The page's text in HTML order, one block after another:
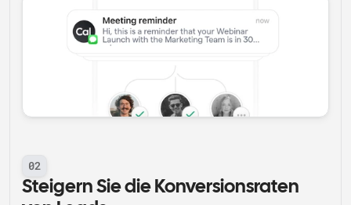
02
Steigern Sie die Konversionsraten